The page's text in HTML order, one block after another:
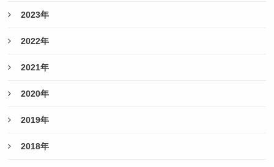
2023年
2022年
2021年
2020年
2019年
2018年